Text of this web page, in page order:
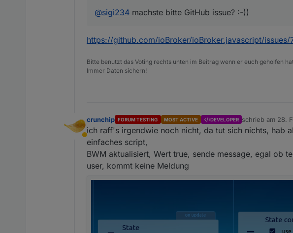
@sigi234 machste bitte GitHub issue? :-))
https://github.com/ioBroker/ioBroker.javascript/issues/
Bitte benutzt das Voting rechts unten im Beitrag wenn er euch geholfen
Immer Daten sichern!
Abwesend
crunchip FORUM TESTING MOST ACTIVE DEVELOPER schrieb am 28.
zuletzt editiert
ich raff's irgendwie noch nicht, da tut sich nichts, hab
einfaches script,
BWM aktualisiert, Wert true, sende message, egal ob
user, kommt keine Meldung